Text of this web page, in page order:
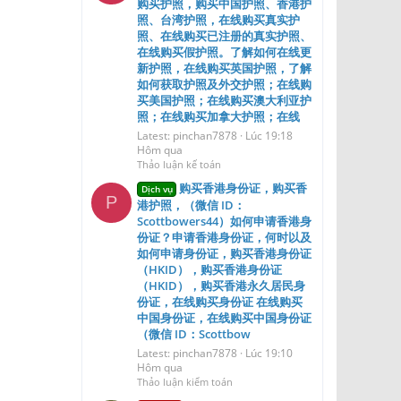
购买护照，购买中国护照、香港护
照、台湾护照，在线购买真实护
照、在线购买已注册的真实护照、
在线购买假护照。了解如何在线更
新护照，在线购买英国护照，了解
如何获取护照及外交护照；在线购
买美国护照；在线购买澳大利亚护
照；在线购买加拿大护照；在线
Latest: pinchan7878
Lúc 19:18
Hôm qua
Thảo luận kế toán
P
Dịch vụ 购买香港身份证，购买香
港护照，（微信 ID：
Scottbowers44）如何申请香港身
份证？申请香港身份证，何时以及
如何申请身份证，购买香港身份证
（HKID），购买香港身份证
（HKID），购买香港永久居民身
份证，在线购买身份证 在线购买
中国身份证，在线购买中国身份证
（微信 ID：Scottbow
Latest: pinchan7878
Lúc 19:10
Hôm qua
Thảo luận kiểm toán